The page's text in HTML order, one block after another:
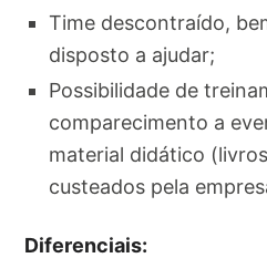
Time descontraído,
disposto a ajudar;
Possibilidade de
comparecimento a
material didático
custeados pela
Diferenciais: